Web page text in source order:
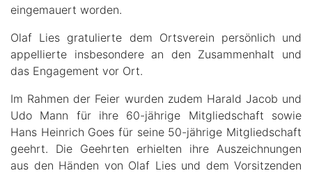
eingemauert worden.
Olaf Lies gratulierte dem Ortsverein persönlich und
appellierte insbesondere an den Zusammenhalt und
das Engagement vor Ort.
Im Rahmen der Feier wurden zudem Harald Jacob und
Udo Mann für ihre 60-jährige Mitgliedschaft sowie
Hans Heinrich Goes für seine 50-jährige Mitgliedschaft
geehrt. Die Geehrten erhielten ihre Auszeichnungen
aus den Händen von Olaf Lies und dem Vorsitzenden